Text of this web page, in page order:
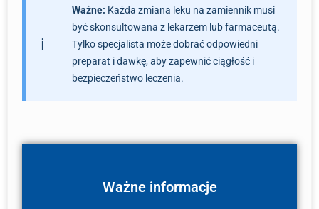
Ważne: Każda zmiana leku na zamiennik musi
być skonsultowana z lekarzem lub farmaceutą.
Tylko specjalista może dobrać odpowiedni
preparat i dawkę, aby zapewnić ciągłość i
bezpieczeństwo leczenia.
Ważne informacje